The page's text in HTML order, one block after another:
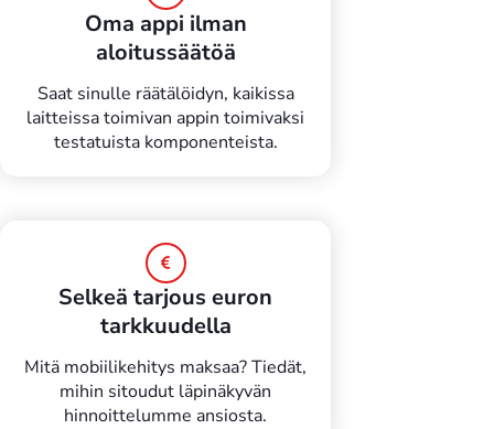
Oma appi ilman
aloitussäätöä
Saat sinulle räätälöidyn, kaikissa
laitteissa toimivan appin toimivaksi
testatuista komponenteista.
Selkeä tarjous euron
tarkkuudella
Mitä mobiilikehitys maksaa? Tiedät,
mihin sitoudut läpinäkyvän
hinnoittelumme ansiosta.